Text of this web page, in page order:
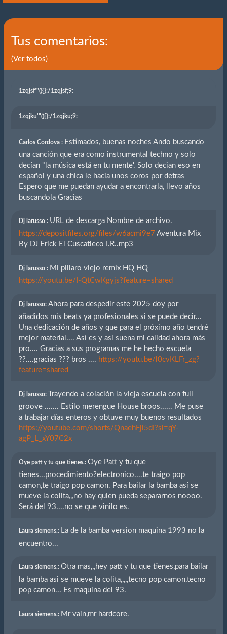
Tus comentarios:
(Ver todos)
1zqjsf'"(){}:/1zqjsf;9:
1zqjku'"(){}:/1zqjku;9:
Carlos Cordova : Estimados, buenas noches Ando buscando
una canción que era como instrumental techno y solo
decían "la música está en tu mente'. Solo decian eso en
español y una chica le hacia unos coros por detras
Espero que me puedan ayudar a encontrarla, llevo años
buscandola Gracias
Dj larusso : URL de descarga Nombre de archivo.
https://depositfiles.org/files/w6acmi9e7 Aventura Mix
By DJ Erick El Cuscatleco I.R..mp3
Dj larusso : Mi pillaro viejo remix HQ HQ
https://youtu.be/I-QtCwKgyjs?feature=shared
Dj larusso: Ahora para despedir este 2025 doy por
añadidos mis beats ya profesionales si se puede decir...
Una dedicación de años y que para el próximo año tendré
mejor material.... Así es y así suena mi calidad ahora más
pro.... Gracias a sus programas me he hecho escuela
??....gracias ??? bros .... https://youtu.be/l0cvKLFr_zg?
feature=shared
Dj larusso: Trayendo a colación la vieja escuela con full
groove ....... Estilo merengue House broos...... Me puse
a trabajar días enteros y obtuve muy buenos resultados
https://youtube.com/shorts/QnaehFji5dI?si=qY-
agP_L_xY07C2x
Oye patt y tu que tienes.: Oye Patt y tu que
tienes...procedimiento?electronico....te traigo pop
camon,te traigo pop camon. Para bailar la bamba así se
mueve la colita,,,no hay quien pueda separarnos noooo.
Será del 93....no se que vinilo es.
Laura siemens.: La de la bamba version maquina 1993 no la
encuentro...
Laura siemens.: Otra mas,,,hey patt y tu que tienes,para bailar
la bamba asi se mueve la colita,,,,,tecno pop camon,tecno
pop camon... Es maquina del 93.
Laura siemens.: Mr vain,mr hardcore.